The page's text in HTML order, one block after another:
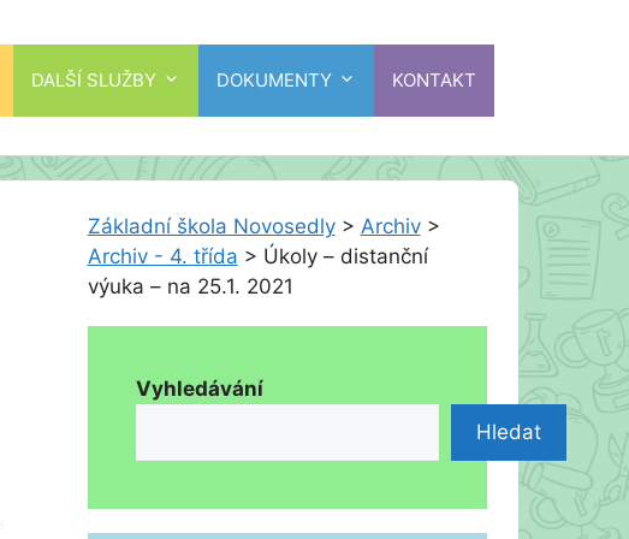
DALŠÍ SLUŽBY DOKUMENTY KONTAKT
Základní škola Novosedly> Archiv>
Archiv - 4. třída > Úkoly – distanční
výuka – na 25.1. 2021
Vyhledávání
Hledat